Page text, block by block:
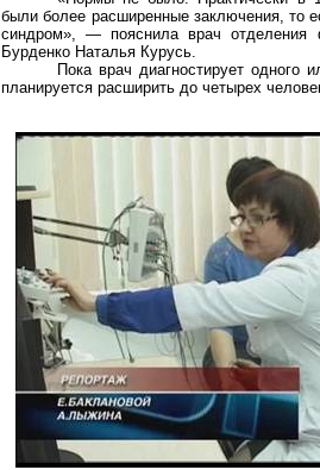
были более расширенные заключения, то
синдром», — пояснила врач отделения
Бурденко Наталья Курусь.
Пока врач диагностирует
планируется расширить до четырех